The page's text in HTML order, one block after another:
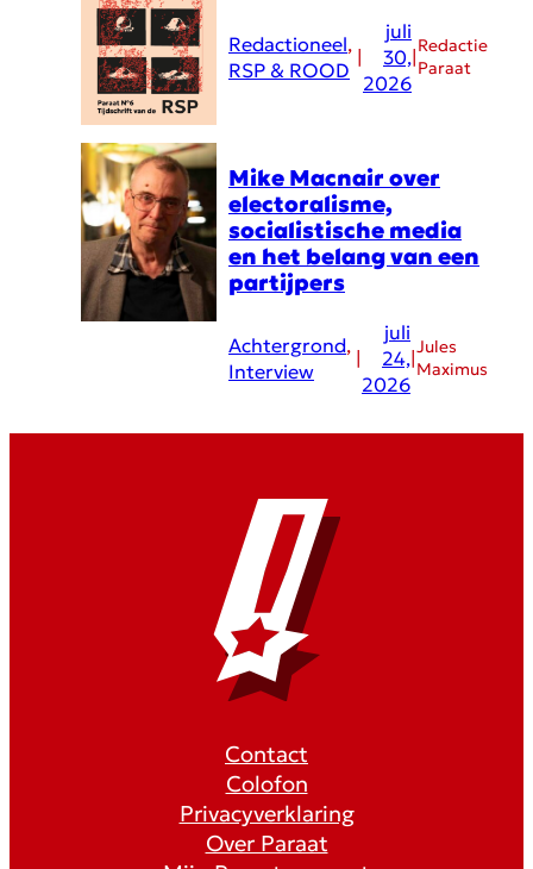
Redactioneel
RSP & ROOD
|
juli
30,
2026
|Redactie
Paraat
Mike Macnair over
electoralisme,
socialistische media
en het belang van een
partijpers
Achtergrond
Interview
|
juli
24,
2026
|Jules
Maximus
Contact
Colofon
Privacyverklaring
Over Paraat